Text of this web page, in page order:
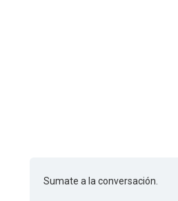
Sumate a la conversación.